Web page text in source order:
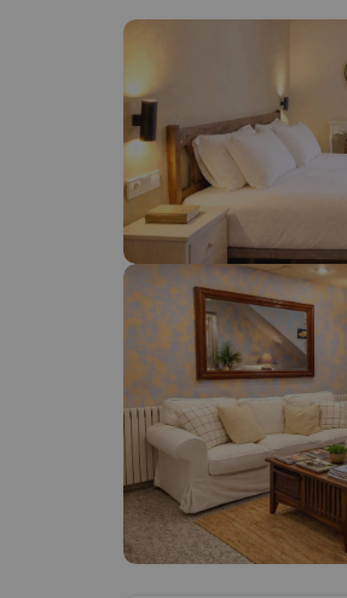
!Vaja! No hem
Vaja! Sembla que